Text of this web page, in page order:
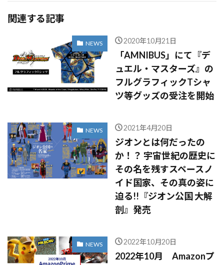
関連する記事
NEWS 2020年10月21日
「AMNIBUS」にて『デ
ュエル・マスターズ』の
フルグラフィックTシャ
ツ等グッズの受注を開始
NEWS 2021年4月20日
ジオンとは何だったの
か！？ 宇宙世紀の歴史に
その名を残すスペースノ
イド国家、その真の姿に
迫る!!『ジオン公国 大解
剖』発売
NEWS 2022年10月20日
2022年10月 Amazonプ